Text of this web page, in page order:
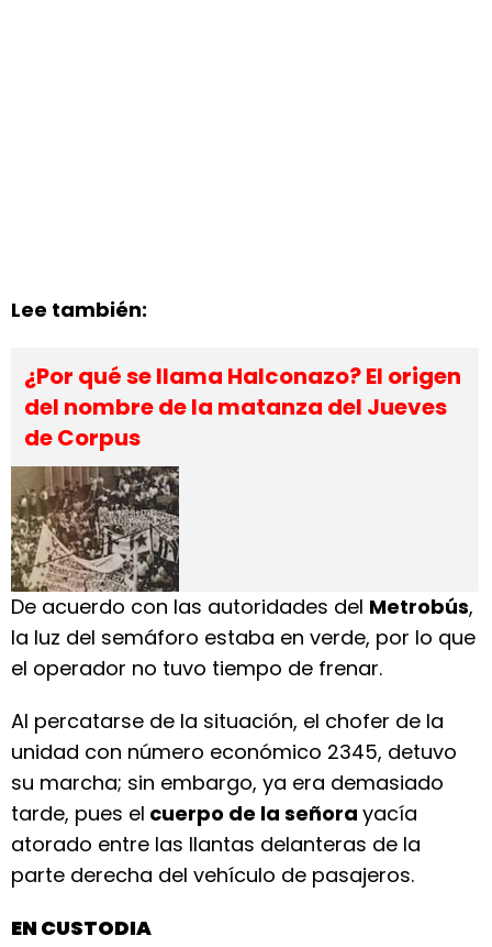
Lee también:
¿Por qué se llama Halconazo? El origen
del nombre de la matanza del Jueves
de Corpus
De acuerdo con las autoridades del Metrobús,
la luz del semáforo estaba en verde, por lo que
el operador no tuvo tiempo de frenar.
Al percatarse de la situación, el chofer de la
unidad con número económico 2345, detuvo
su marcha; sin embargo, ya era demasiado
tarde, pues el cuerpo de la señora yacía
atorado entre las llantas delanteras de la
parte derecha del vehículo de pasajeros.
EN CUSTODIA